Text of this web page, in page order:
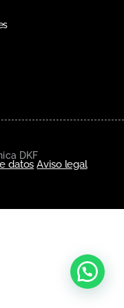
DKF
datos Aviso legal